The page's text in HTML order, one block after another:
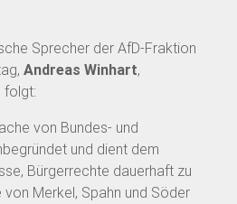
Sprecher der AfD-Fraktion
Andreas Winhart,
folgt:
von Bundes- und
und dient dem
Bürgerrechte dauerhaft zu
von Merkel, Spahn und Söder